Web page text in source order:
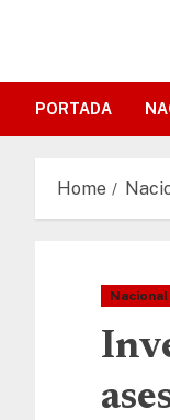
PORTADA
Home
Nacional